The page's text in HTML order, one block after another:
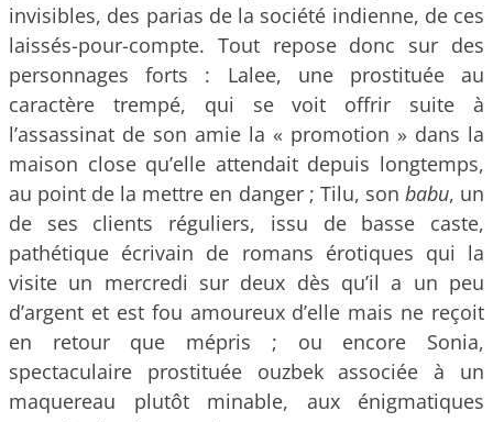
invisibles, des parias de la société indienne, de ces
laissés-pour-compte. Tout repose donc sur des
personnages forts : Lalee, une prostituée au
caractère trempé, qui se voit offrir suite à
l’assassinat de son amie la « promotion » dans la
maison close qu’elle attendait depuis longtemps,
au point de la mettre en danger ; Tilu, son babu, un
de ses clients réguliers, issu de basse caste,
pathétique écrivain de romans érotiques qui la
visite un mercredi sur deux dès qu’il a un peu
d’argent et est fou amoureux d’elle mais ne reçoit
en retour que mépris ; ou encore Sonia,
spectaculaire prostituée ouzbek associée à un
maquereau plutôt minable, aux énigmatiques